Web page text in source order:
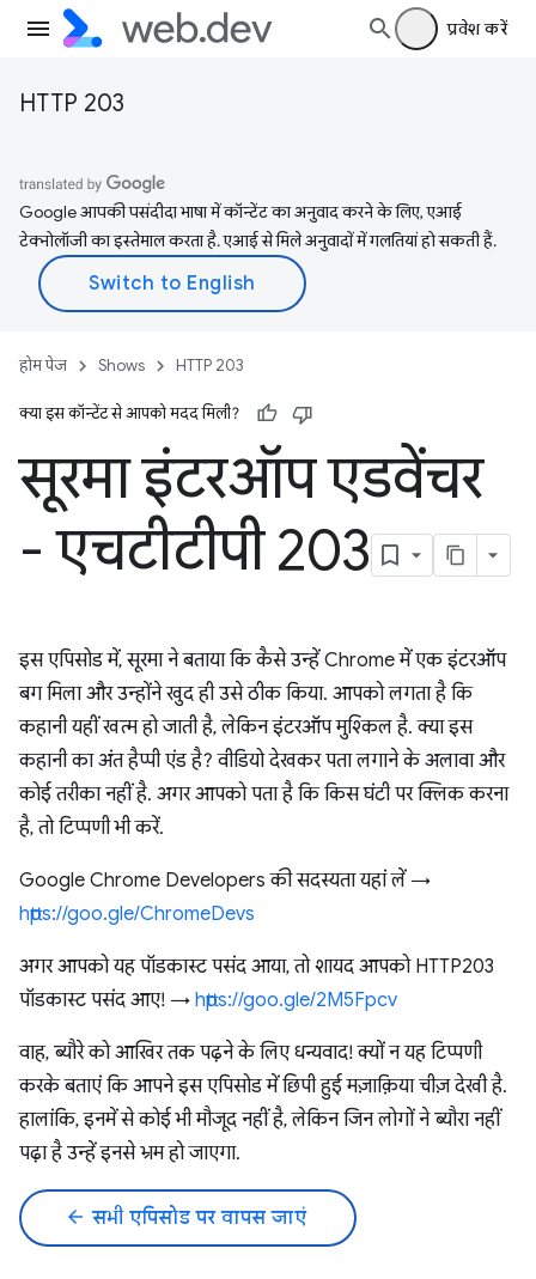
प्रवेश करें
HTTP 203
Google आपकी पसंदीदा भाषा में कॉन्टेंट का अनुवाद करने के लिए, एआई
टेक्नोलॉजी का इस्तेमाल करता है. एआई से मिले अनुवादों में गलतियां हो सकती हैं.
होम पेज Shows HTTP 203
क्या इस कॉन्टेंट से आपको मदद मिली?
सूरमा इंटरऑप एडवेंचर
- एचटीटीपी 203
इस एपिसोड में, सूरमा ने बताया कि कैसे उन्हें Chrome में एक इंटरऑप
बग मिला और उन्होंने खुद ही उसे ठीक किया. आपको लगता है कि
कहानी यहीं खत्म हो जाती है, लेकिन इंटरऑप मुश्किल है. क्या इस
कहानी का अंत हैप्पी एंड है? वीडियो देखकर पता लगाने के अलावा और
कोई तरीका नहीं है. अगर आपको पता है कि किस घंटी पर क्लिक करना
है, तो टिप्पणी भी करें.
Google Chrome Developers की सदस्यता यहां लें →
https://goo.gle/ChromeDevs
अगर आपको यह पॉडकास्ट पसंद आया, तो शायद आपको HTTP203
पॉडकास्ट पसंद आए! → https://goo.gle/2M5Fpcv
वाह, ब्यौरे को आखिर तक पढ़ने के लिए धन्यवाद! क्यों न यह टिप्पणी
करके बताएं कि आपने इस एपिसोड में छिपी हुई मज़ाक़िया चीज़ देखी है.
हालांकि, इनमें से कोई भी मौजूद नहीं है, लेकिन जिन लोगों ने ब्यौरा नहीं
पढ़ा है उन्हें इनसे भ्रम हो जाएगा.
arrow_back सभी एपिसोड पर वापस जाएं